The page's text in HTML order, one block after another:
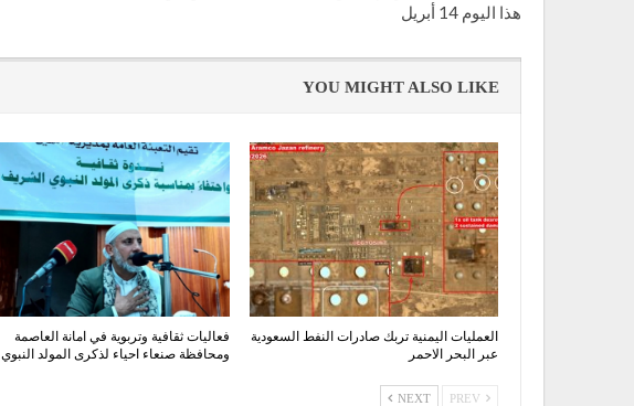
هذا اليوم 14 أبريل
YOU MIGHT ALSO LIKE
العمليات اليمنية تربك صادرات النفط السعودية
عبر البحر الاحمر
فعاليات ثقافية وتربوية في امانة العاصمة
ومحافظة صنعاء احياء لذكرى المولد النبوي
NEXT